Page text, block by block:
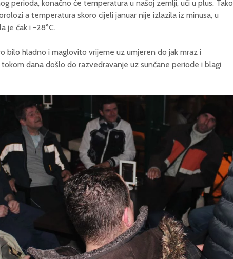
perioda, konačno će temperatura u našoj zemlji, ući u plus. Tako
a temperatura skoro cijeli januar nije izlazila iz minusa, u
je čak i -28°C.
bilo hladno i maglovito vrijeme uz umjeren do jak mraz i
dana došlo do razvedravanje uz sunčane periode i blagi